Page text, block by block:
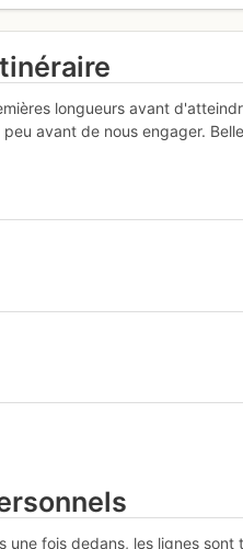
longueurs avant
avant de nous engager.
une fois dedans, les lignes sont